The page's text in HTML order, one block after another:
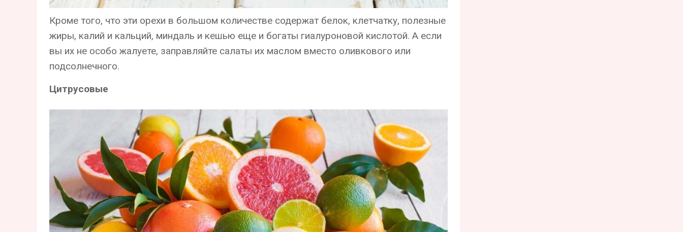
Кроме того, что эти орехи в большом количестве содержат белок, клетчатку, полезные
жиры, калий и кальций, миндаль и кешью еще и богаты гиалуроновой кислотой. А если
вы их не особо жалуете, заправляйте салаты их маслом вместо оливкового или
подсолнечного.
Цитрусовые